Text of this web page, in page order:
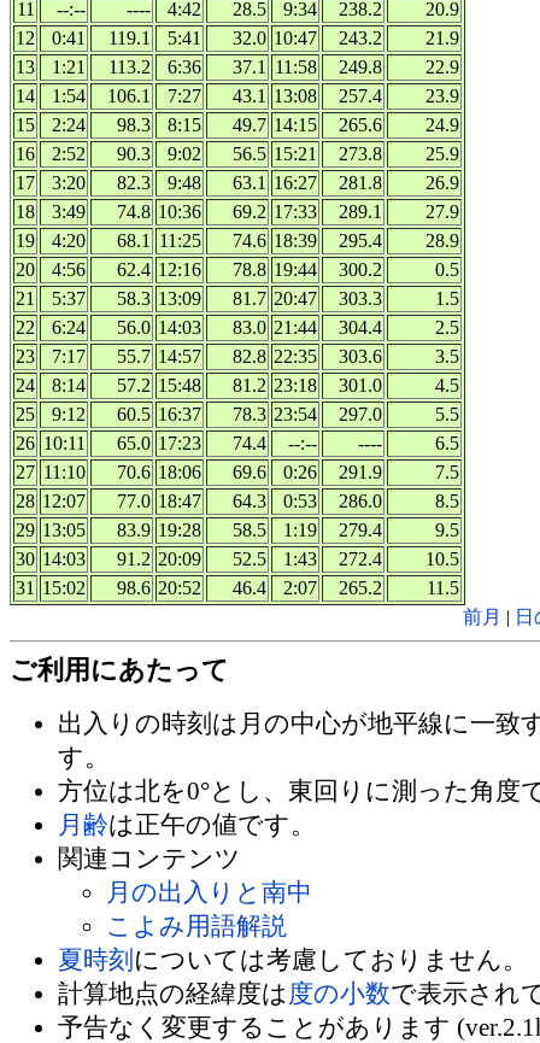
11
--:-- ---- 4:42 28.5 9:34 238.2
20.9
12
0:41 119.1 5:41 32.0 10:47 243.2
21.9
13
1:21 113.2 6:36 37.1 11:58 249.8
22.9
14
1:54 106.1 7:27 43.1 13:08 257.4
23.9
15
2:24 98.3 8:15 49.7 14:15 265.6
24.9
16
2:52 90.3 9:02 56.5 15:21 273.8
25.9
17
3:20 82.3 9:48 63.1 16:27 281.8
26.9
18
3:49 74.8 10:36 69.2 17:33 289.1
27.9
19
4:20 68.1 11:25 74.6 18:39 295.4
28.9
20
4:56 62.4 12:16 78.8 19:44 300.2
0.5
21
5:37 58.3 13:09 81.7 20:47 303.3
1.5
22
6:24 56.0 14:03 83.0 21:44 304.4
2.5
23
7:17 55.7 14:57 82.8 22:35 303.6
3.5
24
8:14 57.2 15:48 81.2 23:18 301.0
4.5
25
9:12 60.5 16:37 78.3 23:54 297.0
5.5
26 10:11 65.0 17:23 74.4 --:-- ----
6.5
27 11:10 70.6 18:06 69.6 0:26 291.9
7.5
28 12:07 77.0 18:47 64.3 0:53 286.0
8.5
29 13:05 83.9 19:28 58.5 1:19 279.4
9.5
30 14:03 91.2 20:09 52.5 1:43 272.4
10.5
31 15:02 98.6 20:52 46.4 2:07 265.2
11.5
前月 |
ご利用にあたって
出入りの時刻は月の中心が地平線に一致
す。
方位は北を0°とし、東回りに測った角度
月齢は正午の値です。
関連コンテンツ
月の出入りと南中
こよみ用語解説
夏時刻 については考慮しておりません。
計算地点の経緯度は 度の小数で表示され
予告なく変更することがあります